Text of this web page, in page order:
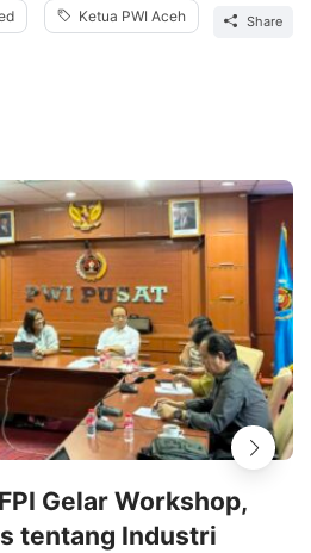
Ketua PWI Aceh Share
Gelar Workshop,
tentang Industri